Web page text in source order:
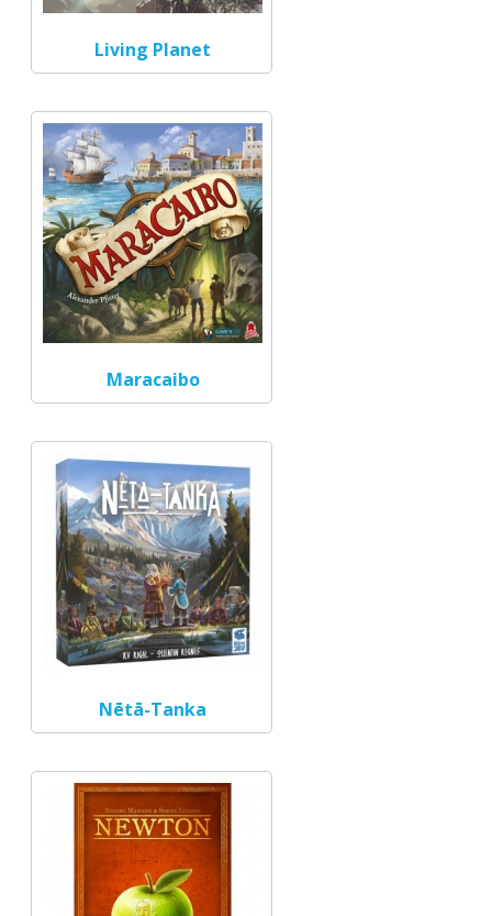
Living Planet
Maracaibo
Nētā-Tanka